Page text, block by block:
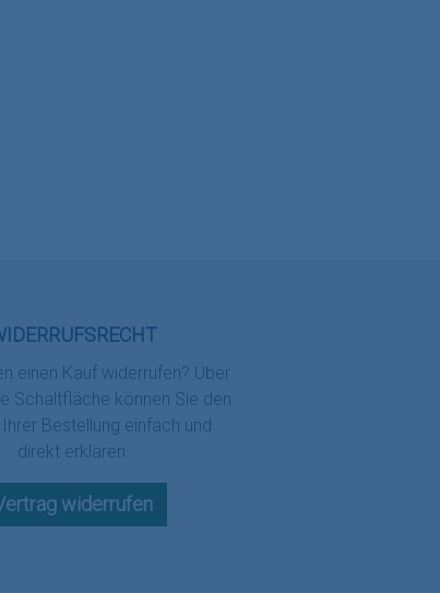
einen Kauf widerrufen? Über
Schaltfläche können Sie den
Bestellung einfach und
direkt erklären.
widerrufen